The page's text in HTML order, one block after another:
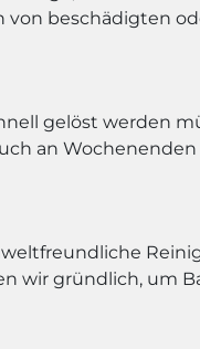
beschädigten
gelöst werden
an
wir gründlich, um